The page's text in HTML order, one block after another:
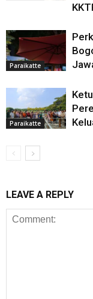
Paraikatte
Paraikatte
LEAVE A REPLY